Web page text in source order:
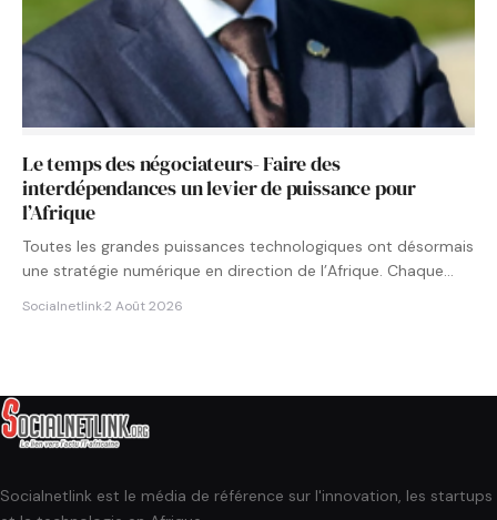
Le temps des négociateurs- Faire des
interdépendances un levier de puissance pour
l’Afrique
Toutes les grandes puissances technologiques ont désormais
une stratégie numérique en direction de l’Afrique. Chaque
Socialnetlink·2 Août 2026
Socialnetlink est le média de référence sur l'innovation, les startups